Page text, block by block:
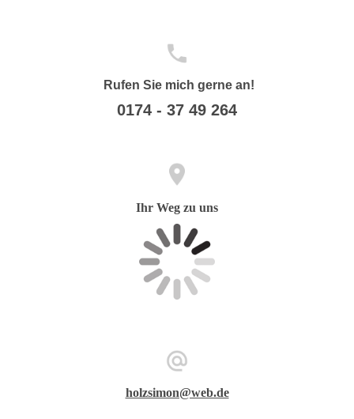
Rufen Sie mich gerne an!
0174 - 37 49 264
Ihr Weg zu uns
holzsimon@web.de